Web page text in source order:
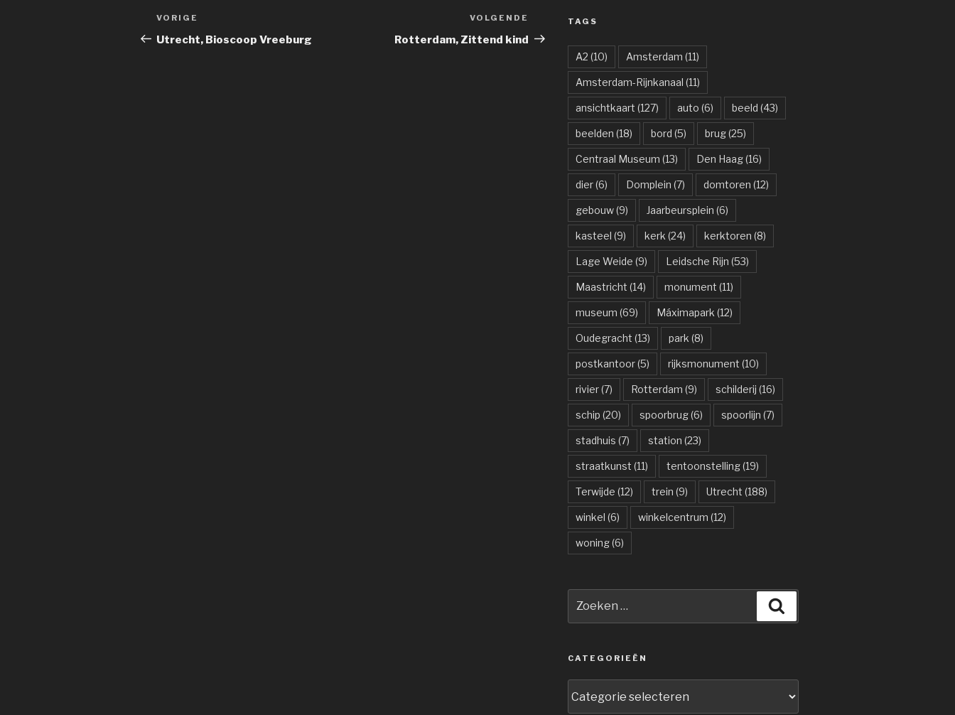
Bericht
navigatie
Vorig
bericht
VORIGE
Utrecht, Bioscoop Vreeburg
Volgend
bericht
VOLGENDE
Rotterdam, Zittend kind
TAGS
A2 (10) Amsterdam (11)
Amsterdam-Rijnkanaal (11)
ansichtkaart (127) auto (6) beeld (43)
beelden (18) bord (5) brug(25)
Centraal Museum (13) Den Haag(16)
dier(6) Domplein (7) domtoren (12)
gebouw(9) Jaarbeursplein (6)
kasteel (9) kerk (24) kerktoren (8)
Lage Weide (9) Leidsche Rijn (53)
Maastricht (14) monument (11)
museum (69) Máximapark (12)
Oudegracht (13) park (8)
postkantoor(5) rijksmonument (10)
rivier(7) Rotterdam (9) schilderij (16)
schip (20) spoorbrug(6) spoorlijn (7)
stadhuis (7) station (23)
straatkunst (11) tentoonstelling(19)
Terwijde (12) trein (9) Utrecht (188)
winkel (6) winkelcentrum (12)
woning(6)
naar:
CATEGORIEËN